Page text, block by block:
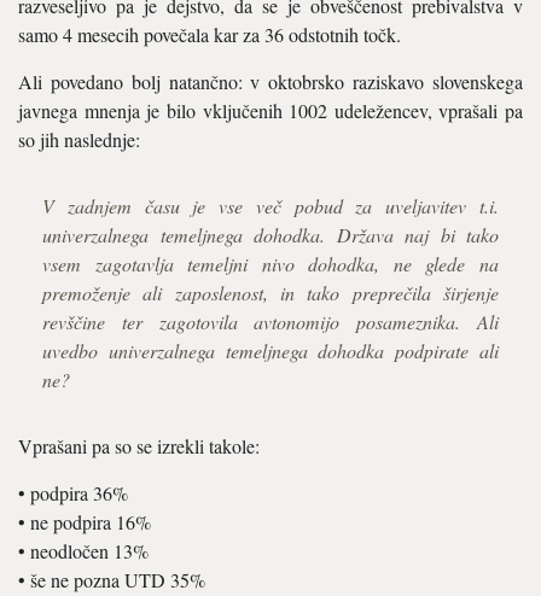
razveseljivo pa je dejstvo, da se je obveščenost prebivalstva v
samo 4 mesecih povečala kar za 36 odstotnih točk.
Ali povedano bolj natančno: v oktobrsko raziskavo slovenskega
javnega mnenja je bilo vključenih 1002 udeležencev, vprašali pa
so jih naslednje:
V zadnjem času je vse več pobud za uveljavitev t.i.
univerzalnega temeljnega dohodka. Država naj bi tako
vsem zagotavlja temeljni nivo dohodka, ne glede na
premoženje ali zaposlenost, in tako preprečila širjenje
revščine ter zagotovila avtonomijo posameznika. Ali
uvedbo univerzalnega temeljnega dohodka podpirate ali
ne?
Vprašani pa so se izrekli takole:
• podpira 36%
• ne podpira 16%
• neodločen 13%
• še ne pozna UTD 35%